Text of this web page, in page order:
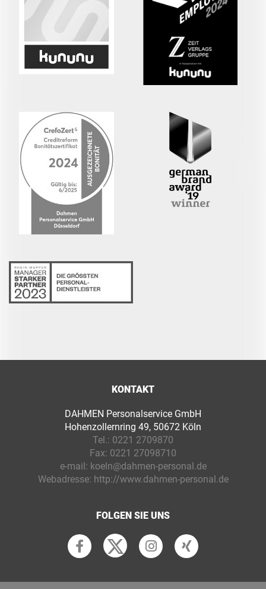
KONTAKT
DAHMEN Personalservice GmbH
Hohenzollernring 49, 50672 Köln
Tel.: 0221 2709870
Fax: 0221 27098710
e-mail: koeln@dahmen-personal.de
Webadresse: http://www.dahmen-personal.de
FOLGEN SIE UNS